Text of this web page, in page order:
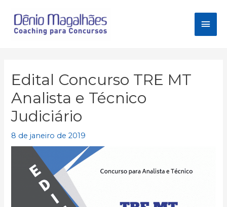
para
Edital Concurso TRE MT
Analista e Técnico
Judiciário
8 de janeiro de 2019